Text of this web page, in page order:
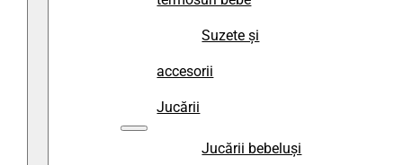
Suzete și
accesorii
Jucării
Jucării bebeluși